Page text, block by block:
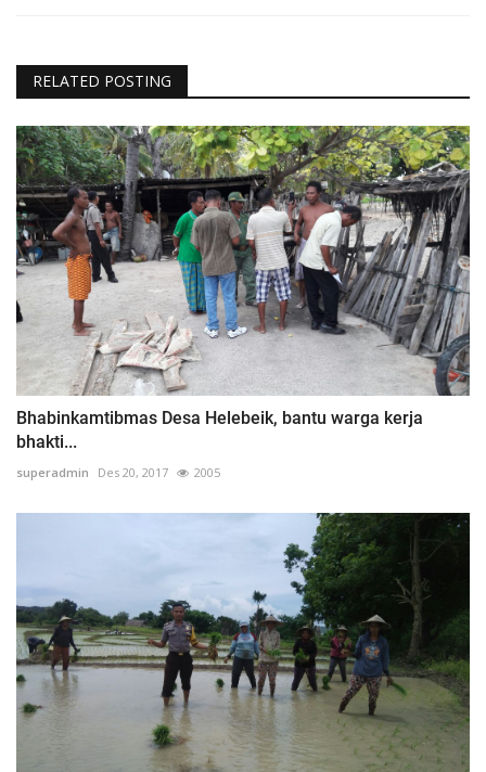
RELATED POSTING
Bhabinkamtibmas Desa Helebeik, bantu warga kerja
bhakti...
superadmin Des 20, 2017 2005